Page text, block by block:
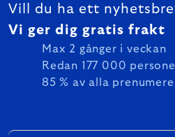
Vill du ha ett
Vi ger dig gratis frakt
Max 2 gånger i veckan
Redan 177 000
85 % av alla